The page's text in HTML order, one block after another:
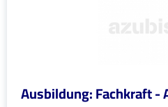
Ausbildung: Fachkraft -